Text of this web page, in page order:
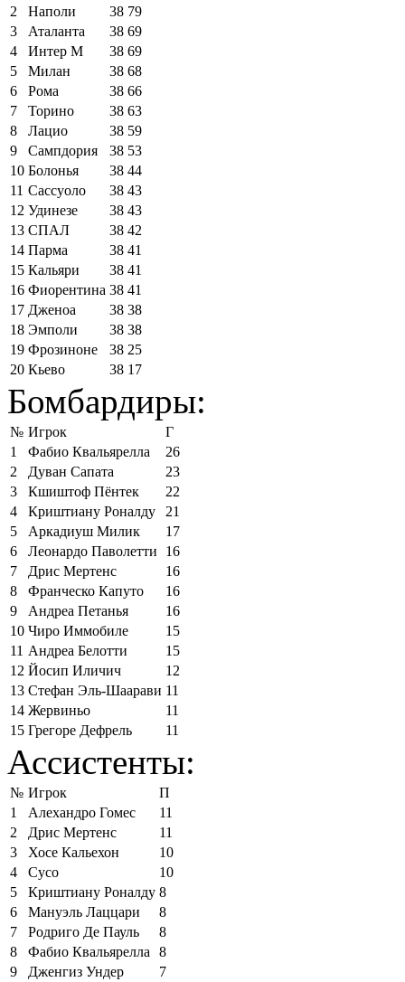
2
Наполи 38 79
3
Аталанта 38 69
4
Интер М 38 69
5
Милан 38 68
6
Рома 38 66
7
Торино 38 63
8
Лацио 38 59
9
Сампдория 38 53
10 Болонья 38 44
11 Сассуоло 38 43
12 Удинезе 38 43
13 СПАЛ 38 42
14 Парма 38 41
15 Кальяри 38 41
16 Фиорентина 38 41
17 Дженоа 38 38
18 Эмполи 38 38
19 Фрозиноне 38 25
20 Кьево 38 17
Бомбардиры:
№ Игрок
Г
1
Фабио Квальярелла
26
2
Дуван Сапата
23
3
Кшиштоф Пёнтек
22
4
Криштиану Роналду
21
5
Аркадиуш Милик
17
6
Леонардо Паволетти
16
7
Дрис Мертенс
16
8
Франческо Капуто
16
9
Андреа Петанья
16
10 Чиро Иммобиле
15
11 Андреа Белотти
15
12 Йосип Иличич
12
13 Стефан Эль-Шаарави 11
14 Жервиньо
11
15 Грегоре Дефрель 11
Ассистенты:
№ Игрок
П
1
Алехандро Гомес
11
2
Дрис Мертенс
11
3
Хосе Кальехон
10
4
Сусо
10
5
Криштиану Роналду 8
6
Мануэль Лаццари
8
7
Родриго Де Пауль
8
8
Фабио Квальярелла
8
9
Дженгиз Ундер
7